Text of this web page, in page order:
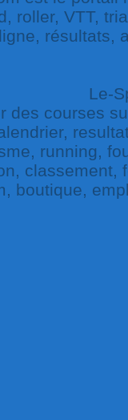
roller, VTT,
résultats,
Le-
des courses
running,
classement,
boutique,